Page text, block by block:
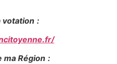
votation :
ma Région :